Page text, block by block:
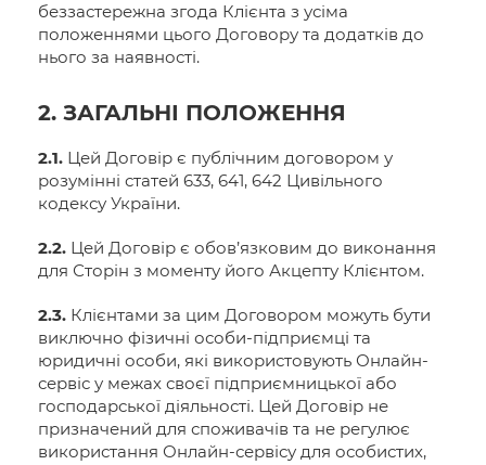
беззастережна згода Клієнта з усіма
положеннями цього Договору та додатків до
нього за наявності.
2. ЗАГАЛЬНІ ПОЛОЖЕННЯ
2.1. Цей Договір є публічним договором у
розумінні статей 633, 641, 642 Цивільного
кодексу України.
2.2. Цей Договір є обов’язковим до виконання
для Сторін з моменту його Акцепту Клієнтом.
2.3. Клієнтами за цим Договором можуть бути
виключно фізичні особи-підприємці та
юридичні особи, які використовують Онлайн-
сервіс у межах своєї підприємницької або
господарської діяльності. Цей Договір не
призначений для споживачів та не регулює
використання Онлайн-сервісу для особистих,